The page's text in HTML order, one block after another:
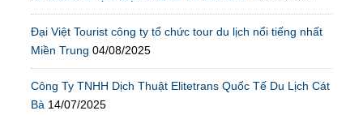
Đại Việt Tourist công ty tổ chức tour du lịch nổi tiếng nhất
Miền Trung 04/08/2025
Công Ty TNHH Dịch Thuật Elitetrans Quốc Tế Du Lịch Cát
Bà 14/07/2025